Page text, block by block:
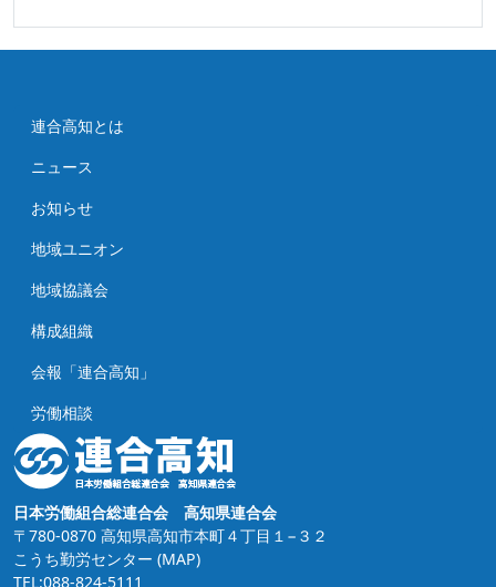
連合高知とは
ニュース
お知らせ
地域ユニオン
地域協議会
構成組織
会報「連合高知」
労働相談
日本労働組合総連合会 高知県連合会
〒780-0870 高知県高知市本町４丁目１−３２
こうち勤労センター (MAP)
TEL:088-824-5111